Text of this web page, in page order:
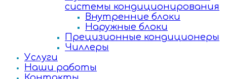
системы кондиционирования
Внутренние блоки
Наружные блоки
Прецизионные кондиционеры
Чиллеры
Услуги
Наши работы